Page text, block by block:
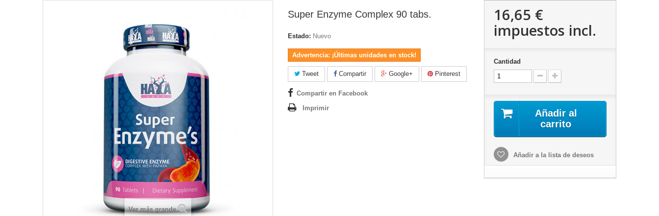
Ver más grande
Super Enzyme Complex 90 tabs.
Estado: Nuevo
Advertencia: ¡Últimas unidades en stock!
Tweet Compartir Google+ Pinterest
Compartir en Facebook
Imprimir
16,65 €
impuestos incl.
Cantidad
Añadir al
carrito
Añadir a la lista de deseos